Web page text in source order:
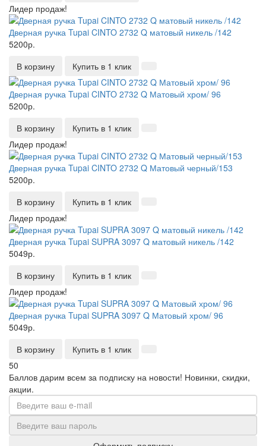
Лидер продаж!
Дверная ручка Tupai CINTO 2732 Q матовый никель /142
5200р.
В корзину
Купить в 1 клик
Дверная ручка Tupai CINTO 2732 Q Матовый хром/ 96
5200р.
В корзину
Купить в 1 клик
Лидер продаж!
Дверная ручка Tupai CINTO 2732 Q Матовый черный/153
5200р.
В корзину
Купить в 1 клик
Лидер продаж!
Дверная ручка Tupai SUPRA 3097 Q матовый никель /142
5049р.
В корзину
Купить в 1 клик
Лидер продаж!
Дверная ручка Tupai SUPRA 3097 Q Матовый хром/ 96
5049р.
В корзину
Купить в 1 клик
50
Баллов дарим всем за подписку на новости! Новинки, скидки,
акции.